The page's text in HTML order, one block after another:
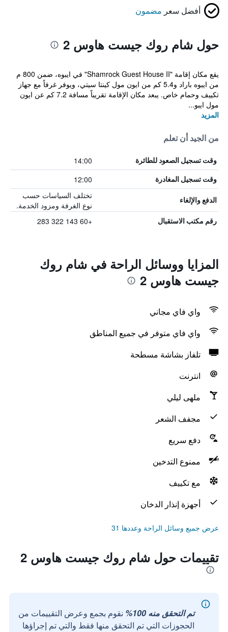
أفضل سعر مضمون
حول شام روك جيست هاوس 2
يقع مكان إقامة "Shamrock Guest House II" في ايبوه، ضمن 800 م
من ايبوه باراد و5.4 كم من ايون مول كينتا سيتي، ويوفر غرفاً مع جهاز
تكييف وحمام خاص. يبعد مكان الإقامة تقريباً مسافة 7.2 كم عن ايون
مول ايبو...
المزيد
من الجيد أن تعلم
وقت تسجيل الصعود للطائرة 14:00
وقت تسجيل المغادرة 12:00
الدفع والإلغاء
تختلف السياسات حسب
نوع الغرفة ومزود الخدمة.
رقم مكتب الاستقبال +60 143 322 283
المزايا ووسائل الراحة في شام روك
جيست هاوس 2
واي فاي مجاني
واي فاي متوفر في جميع المناطق
تلفاز بشاشة مسطحة
انترنت
ملهى ليلي
مجفف الشعر
دفع سريع
ممنوع التدخين
مع تكييف
أجهزة إنذار الدخان
عرض جميع وسائل الراحة وعددها 31
تقييمات حول شام روك جيست هاوس 2
تم التحقق منه 100%
نقوم بجمع وعرض التقييمات من
الحجوزات التي تم التحقق منها فقط والتي تم إجراؤها